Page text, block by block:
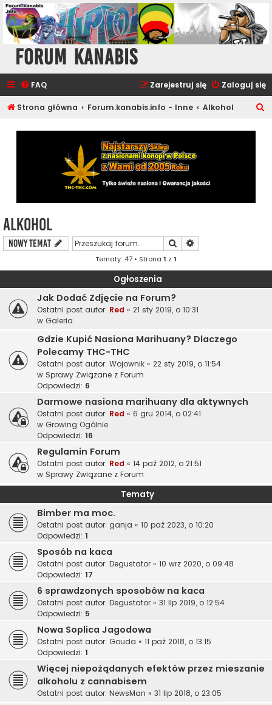
Forum Kanabis
FAQ Zaloguj się
Zarejestruj się
Strona główna Forum.kanabis.info - Inne Alkohol
Alkohol
NOWY TEMAT Szukaj
Tematy: 47 • Strona 1 z 1
Ogłoszenia
Jak Dodać Zdjęcie na Forum?
Ostatni post autor: Red « 21 sty 2019, o 10:31
w Galeria
Gdzie Kupić Nasiona Marihuany? Dlaczego
Polecamy THC-THC
Ostatni post autor: Wojownik « 22 sty 2019, o 11:54
w Sprawy Związane z Forum
Odpowiedzi: 6
Darmowe nasiona marihuany dla aktywnych
Ostatni post autor: Red « 6 gru 2014, o 02:41
w Growing Ogólnie
Odpowiedzi: 16
Regulamin Forum
Ostatni post autor: Red « 14 paź 2012, o 21:51
w Sprawy Związane z Forum
Tematy
Bimber ma moc.
Ostatni post autor: ganja « 10 paź 2023, o 10:20
Odpowiedzi: 1
Sposób na kaca
Ostatni post autor: Degustator « 10 wrz 2020, o 09:48
Odpowiedzi: 17
6 sprawdzonych sposobów na kaca
Ostatni post autor: Degustator « 31 lip 2019, o 12:54
Odpowiedzi: 5
Nowa Soplica Jagodowa
Ostatni post autor: Gouda « 11 paź 2018, o 13:15
Odpowiedzi: 1
Więcej niepożądanych efektów przez mieszanie
alkoholu z cannabisem
Ostatni post autor: NewsMan « 31 lip 2018, o 23:05